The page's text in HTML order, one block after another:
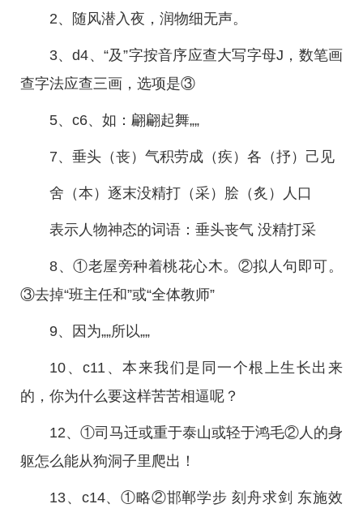
2、随风潜入夜，润物细无声。
3、d4、“及”字按音序应查大写字母J，数笔画
查字法应查三画，选项是③
5、c6、如：翩翩起舞„„
7、垂头（丧）气积劳成（疾）各（抒）己见
舍（本）逐末没精打（采）脍（炙）人口
表示人物神态的词语：垂头丧气 没精打采
8、①老屋旁种着桃花心木。②拟人句即可。
③去掉“班主任和”或“全体教师”
9、因为„„所以„„
10、c11、本来我们是同一个根上生长出来
的，你为什么要这样苦苦相逼呢？
12、①司马迁或重于泰山或轻于鸿毛②人的身
躯怎么能从狗洞子里爬出！
13、c14、①略②邯郸学步 刻舟求剑 东施效